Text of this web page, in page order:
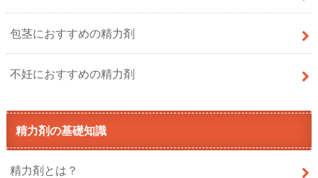
包茎におすすめの精力剤
不妊におすすめの精力剤
精力剤の基礎知識
精力剤とは？